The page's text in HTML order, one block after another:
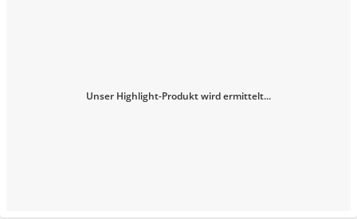
Unser Highlight-Produkt wird ermittelt...